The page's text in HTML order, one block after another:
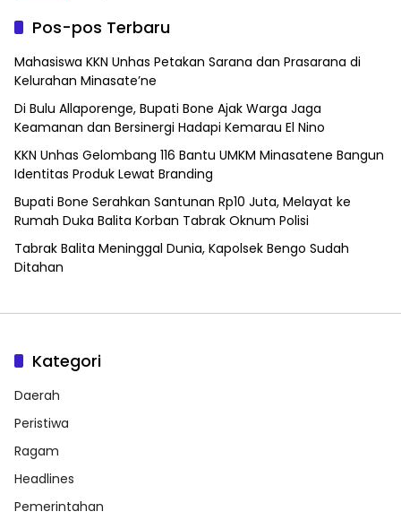
Pos-pos Terbaru
Mahasiswa KKN Unhas Petakan Sarana dan Prasarana di
Kelurahan Minasate’ne
Di Bulu Allaporenge, Bupati Bone Ajak Warga Jaga
Keamanan dan Bersinergi Hadapi Kemarau El Nino
KKN Unhas Gelombang 116 Bantu UMKM Minasatene Bangun
Identitas Produk Lewat Branding
Bupati Bone Serahkan Santunan Rp10 Juta, Melayat ke
Rumah Duka Balita Korban Tabrak Oknum Polisi
Tabrak Balita Meninggal Dunia, Kapolsek Bengo Sudah
Ditahan
Kategori
Daerah
Peristiwa
Ragam
Headlines
Pemerintahan